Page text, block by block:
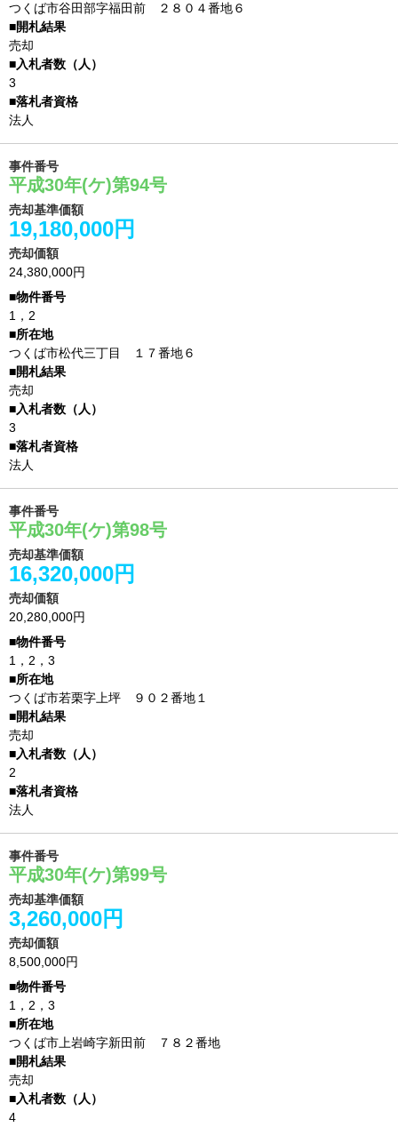
つくば市谷田部字福田前 ２８０４番地６
売却
3
法人
事件番号
平成30年(ケ)第94号
売却基準価額
19,180,000円
売却価額
24,380,000円
1，2
つくば市松代三丁目 １７番地６
売却
3
法人
事件番号
平成30年(ケ)第98号
売却基準価額
16,320,000円
売却価額
20,280,000円
1，2，3
つくば市若栗字上坪 ９０２番地１
売却
2
法人
事件番号
平成30年(ケ)第99号
売却基準価額
3,260,000円
売却価額
8,500,000円
1，2，3
つくば市上岩崎字新田前 ７８２番地
売却
4